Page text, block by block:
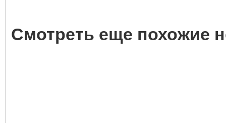
Смотреть еще похожие